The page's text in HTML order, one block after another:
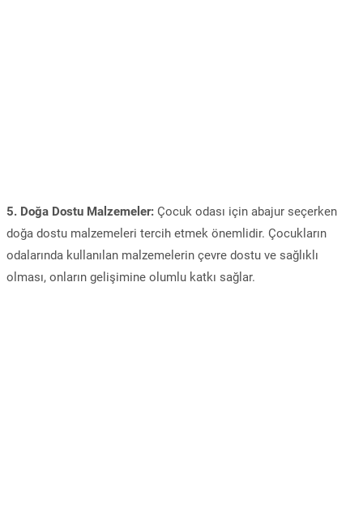
5. Doğa Dostu Malzemeler: Çocuk odası için abajur seçerken
doğa dostu malzemeleri tercih etmek önemlidir. Çocukların
odalarında kullanılan malzemelerin çevre dostu ve sağlıklı
olması, onların gelişimine olumlu katkı sağlar.